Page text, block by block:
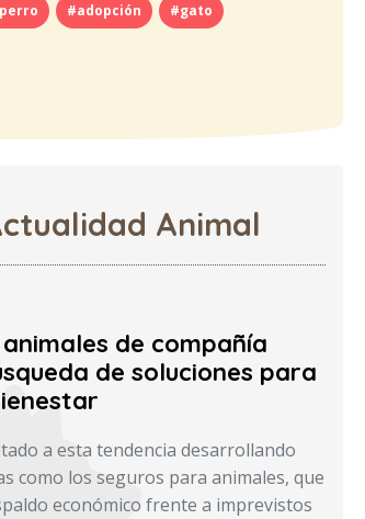
#adopción #gato
Animal
de compañía
de soluciones para
a esta tendencia desarrollando
como los seguros para animales, que
económico frente a imprevistos